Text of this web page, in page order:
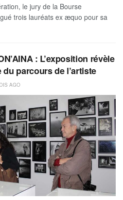
le jury de la Bourse
trois lauréats ex æquo pour sa
: L’exposition révèle
parcours de l’artiste
AGO